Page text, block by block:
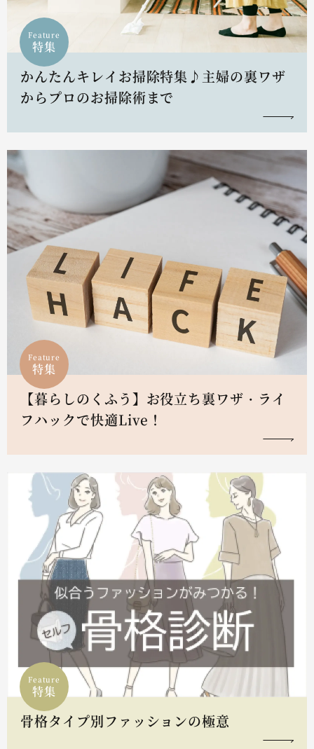
Feature
特集
かんたんキレイお掃除特集♪主婦の裏ワザ
からプロのお掃除術まで
Feature
特集
【暮らしのくふう】お役立ち裏ワザ・ライ
フハックで快適Live！
Feature
特集
骨格タイプ別ファッションの極意